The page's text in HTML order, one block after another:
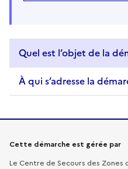
Quel est l’objet de la
À qui s’adresse la
Informations
Cette démarche est gérée par
Le Centre de Secours des Zones